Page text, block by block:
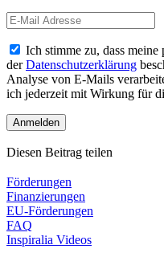
Ich stimme zu, dass
derDatenschutzerklärung
Analyse von E-Mails
ich jederzeit mit Wirkung für
Diesen Beitrag teilen
Förderungen
Finanzierungen
EU-Förderungen
FAQ
Inspiralia Videos